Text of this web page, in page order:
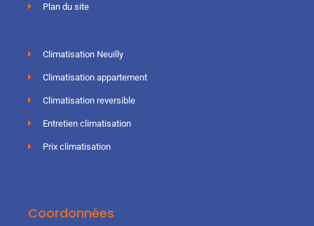
Plan du site
Climatisation Neuilly
Climatisation appartement
Climatisation reversible
Entretien climatisation
Prix climatisation
Coordonnées